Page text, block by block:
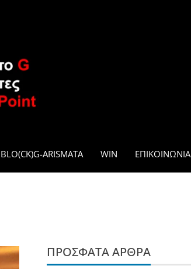
BLO(CK)G-ARISMATA WIN ΕΠΙΚΟΙΝΩΝΊΑ
ΠΡΌΣΦΑΤΑ ΆΡΘΡΑ